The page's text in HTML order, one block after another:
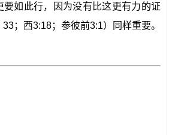
如此行，因为没有比这更有力的证
；西3:18；参彼前3:1）同样重要。